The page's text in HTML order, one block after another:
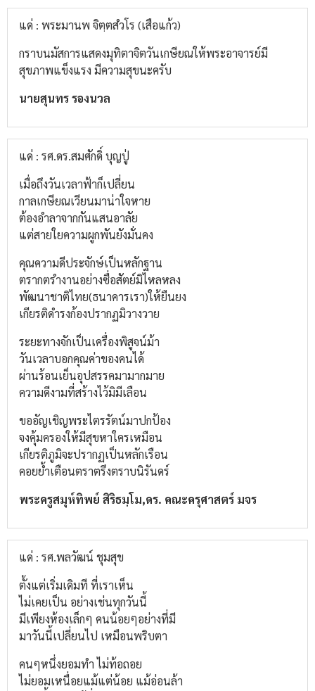
แด่ : พระมานพ จิตฺตสํวโร (เสือแก้ว)
กราบนมัสการแสดงมุทิตาจิตวันเกษียณให้พระอาจารย์มี
สุขภาพแข็งแรง มีความสุขนะครับ
นายสุนทร รองนวล
แด่ : รศ.ดร.สมศักดิ์ บุญปู่
เมื่อถึงวันเวลาฟ้าก็เปลี่ยน
กาลเกษียณเวียนมาน่าใจหาย
ต้องอำลาจากกันแสนอาลัย
แต่สายใยความผูกพันยังมั่นคง
คุณความดีประจักษ์เป็นหลักฐาน
ตรากตรำงานอย่างซื่อสัตย์มิไหลหลง
พัฒนาชาติไทย(ธนาคารเรา)ให้ยืนยง
เกียรติดำรงก้องปรากฏมิวางวาย
ระยะทางจักเป็นเครื่องพิสูจน์ม้า
วันเวลาบอกคุณค่าของคนได้
ผ่านร้อนเย็นอุปสรรคมามากมาย
ความดีงามที่สร้างไว้มิมีเลือน
ขออัญเชิญพระไตรรัตน์มาปกป้อง
จงคุ้มครองให้มีสุขหาใครเหมือน
เกียรติภูมิจะปรากฏเป็นหลักเรือน
คอยย้ำเตือนตราตรึงตราบนิรันดร์
พระครูสมุห์ทิพย์ สิริธมฺโม,ดร. คณะครุศาสตร์ มจร
แด่ : รศ.พลวัฒน์ ชุมสุข
ตั้งแต่เริ่มเดิมที ที่เราเห็น
ไม่เคยเป็น อย่างเช่นทุกวันนี้
มีเพียงห้องเล็กๆ คนน้อยๆอย่างที่มี
มาวันนี้เปลี่ยนไป เหมือนพริบตา
คนๆหนึ่งยอมทำ ไม่ท้อถอย
ไม่ยอมเหนื่อยแม้แต่น้อย แม้อ่อนล้า